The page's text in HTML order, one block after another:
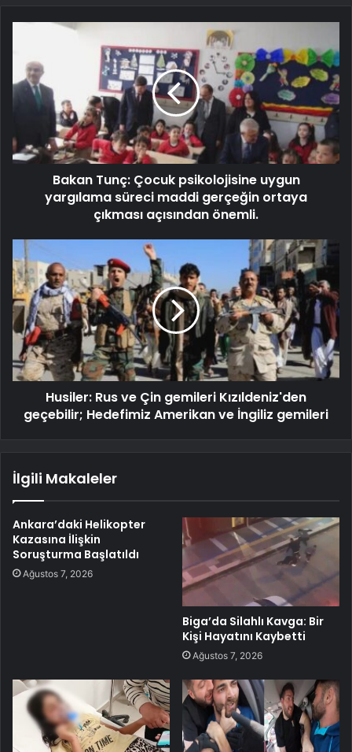
Bakan Tunç: Çocuk psikolojisine uygun
yargılama süreci maddi gerçeğin ortaya
çıkması açısından önemli.
Husiler: Rus ve Çin gemileri Kızıldeniz'den
geçebilir; Hedefimiz Amerikan ve İngiliz gemileri
İlgili Makaleler
Ankara’daki Helikopter
Kazasına İlişkin
Soruşturma Başlatıldı
Ağustos 7, 2026
Biga’da Silahlı Kavga: Bir
Kişi Hayatını Kaybetti
Ağustos 7, 2026